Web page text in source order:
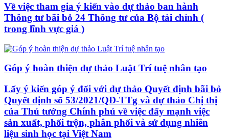
Về việc tham gia ý kiến vào dự thảo ban hành
Thông tư bãi bỏ 24 Thông tư của Bộ tài chính (
trong lĩnh vực giá )
Góp ý hoàn thiện dự thảo Luật Trí tuệ nhân tạo
Lấy ý kiến góp ý đối với dự thảo Quyết định bãi bỏ
Quyết định số 53/2021/QĐ-TTg và dự thảo Chị thị
của Thủ tướng Chính phủ về việc đẩy mạnh việc
sản xuất, phối trộn, phân phối và sử dụng nhiên
liệu sinh học tại Việt Nam